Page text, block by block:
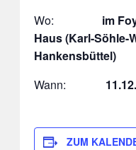
Wo:
im Foyer
Haus (Karl-Söhle-
Hankensbüttel)
Wann:
ZUM